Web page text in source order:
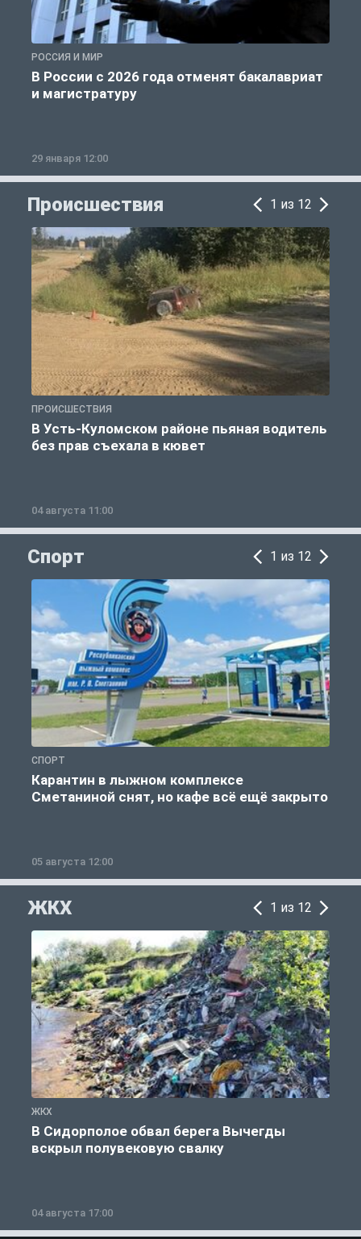
РОССИЯ И МИР
В России с 2026 года отменят бакалавриат
и магистратуру
29 января 12:00
Происшествия 1 из 12
ПРОИСШЕСТВИЯ
В Усть-Куломском районе пьяная водитель
без прав съехала в кювет
04 августа 11:00
Спорт 1 из 12
СПОРТ
Карантин в лыжном комплексе
Сметаниной снят, но кафе всё ещё закрыто
05 августа 12:00
ЖКХ 1 из 12
ЖКХ
В Сидорполое обвал берега Вычегды
вскрыл полувековую свалку
04 августа 17:00